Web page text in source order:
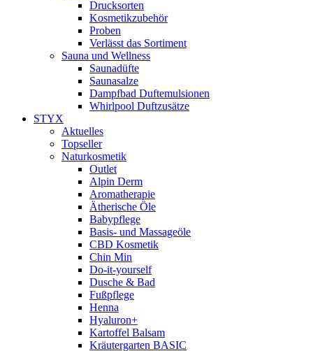
Drucksorten
Kosmetikzubehör
Proben
Verlässt das Sortiment
Sauna und Wellness
Saunadüfte
Saunasalze
Dampfbad Duftemulsionen
Whirlpool Duftzusätze
STYX
Aktuelles
Topseller
Naturkosmetik
Outlet
Alpin Derm
Aromatherapie
Ätherische Öle
Babypflege
Basis- und Massageöle
CBD Kosmetik
Chin Min
Do-it-yourself
Dusche & Bad
Fußpflege
Henna
Hyaluron+
Kartoffel Balsam
Kräutergarten BASIC